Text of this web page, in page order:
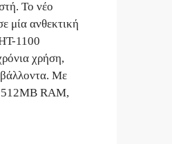
Το νέο
μία ανθεκτική
1100
χρήση,
Με
512MB RAM,